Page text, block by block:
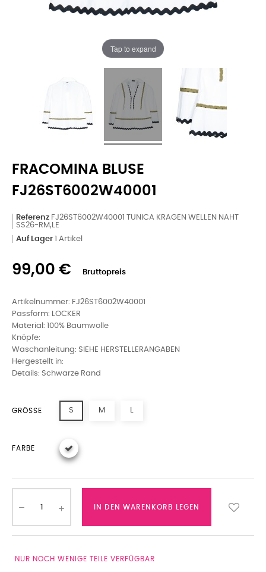
Tap to expand
FRACOMINA BLUSE
FJ26ST6002W40001
Referenz FJ26ST6002W40001 TUNICA KRAGEN WELLEN NAHT
SS26-RM,LE
Auf Lager 1 Artikel
99,00 € Bruttopreis
Artikelnummer: FJ26ST6002W40001
Passform: LOCKER
Material: 100% Baumwolle
Knöpfe:
Waschanleitung: SIEHE HERSTELLERANGABEN
Hergestellt in:
Details: Schwarze Rand
GRÖSSE S M L
FARBE
IN DEN WARENKORB LEGEN
NUR NOCH WENIGE TEILE VERFÜGBAR